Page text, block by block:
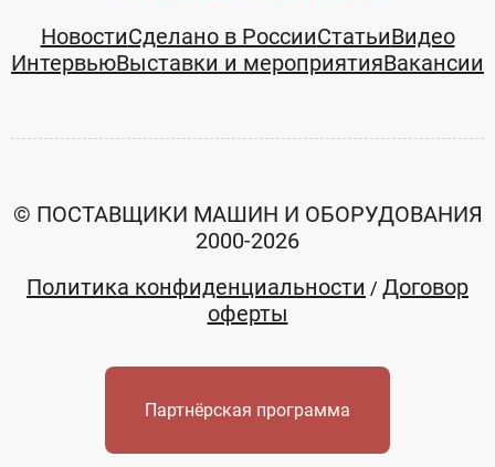
НовостиСделано в РоссииСтатьиВидео
ИнтервьюВыставки и мероприятияВакансии
© ПОСТАВЩИКИ МАШИН И ОБОРУДОВАНИЯ
2000-2026
Политика конфиденциальности / Договор
оферты
Партнёрская программа